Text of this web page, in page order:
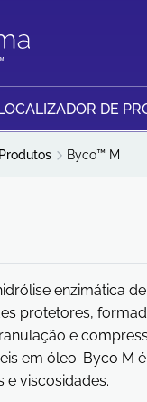
DE
Byco™ M
enzimática
protetores,
e
em óleo. Byco M
e viscosidades.